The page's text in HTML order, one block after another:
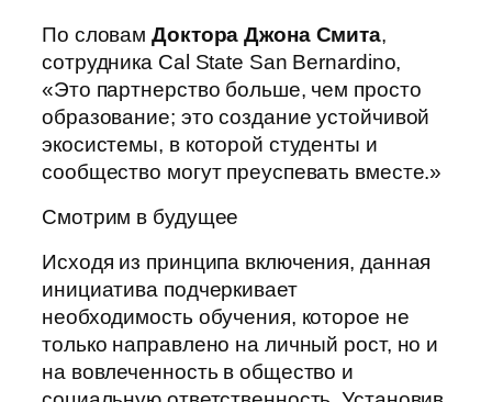
По словам Доктора Джона Смита,
сотрудника Cal State San Bernardino,
«Это партнерство больше, чем просто
образование; это создание устойчивой
экосистемы, в которой студенты и
сообщество могут преуспевать вместе.»
Смотрим в будущее
Исходя из принципа включения, данная
инициатива подчеркивает
необходимость обучения, которое не
только направлено на личный рост, но и
на вовлеченность в общество и